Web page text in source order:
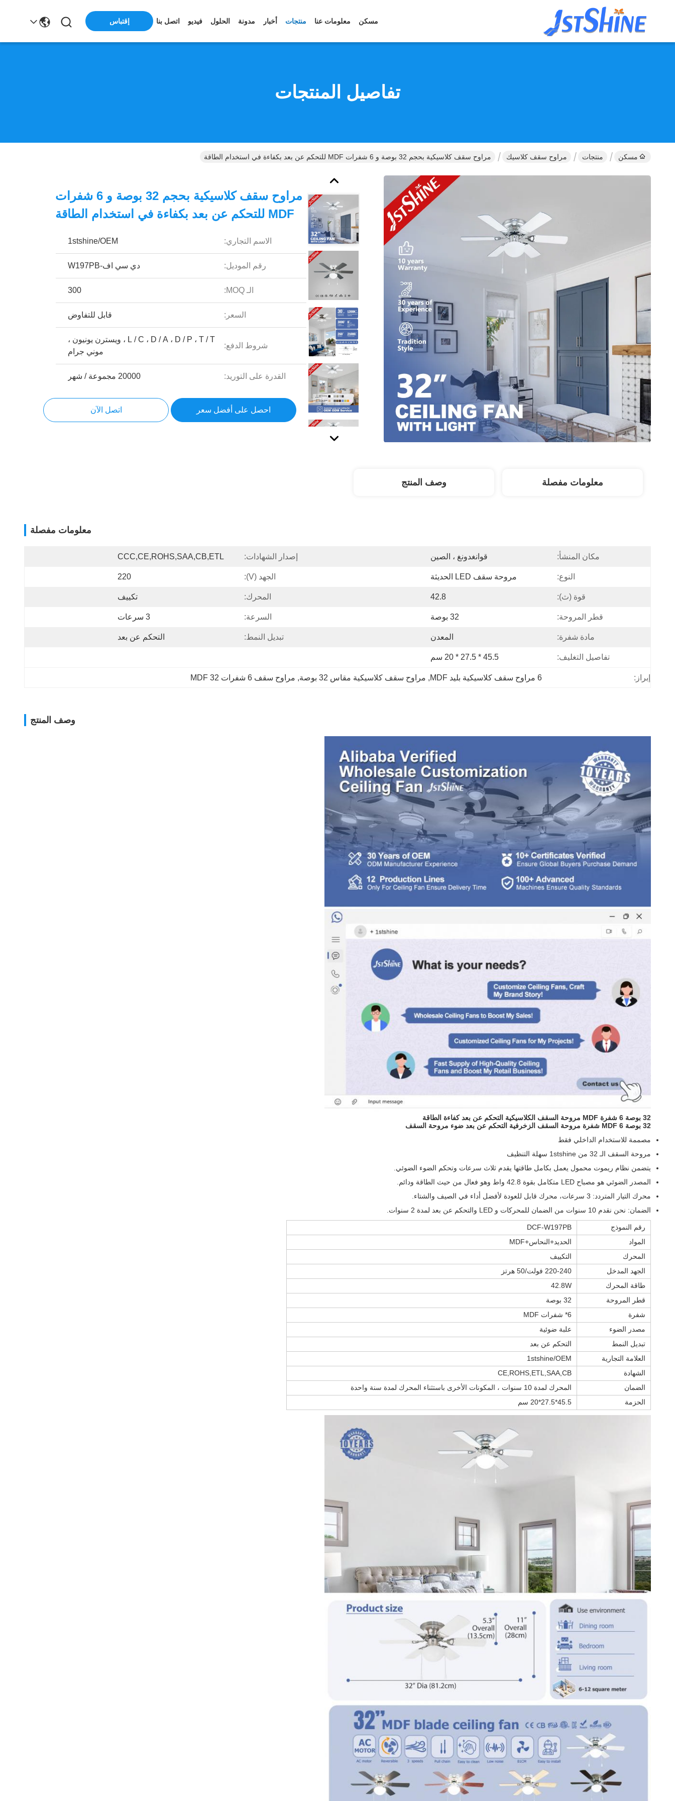
مسكن معلومات عنا منتجات أخبار مدونة الحلول فيديو اتصل بنا إقتباس
تفاصيل المنتجات
مسكن منتجات مراوح سقف كلاسيك مراوح سقف كلاسيكية بحجم 32 بوصة و 6 شفرات MDF للتحكم عن بعد بكفاءة في استخدام الطاقة
مراوح سقف كلاسيكية بحجم 32 بوصة و 6 شفرات
MDF للتحكم عن بعد بكفاءة في استخدام الطاقة
الاسم التجاري: 1stshine/OEM
رقم الموديل: دي سي اف-W197PB
الـ MOQ: 300
السعر: قابل للتفاوض
شروط الدفع:
L / C ، D / A ، D / P ، T / T ، ويسترن يونيون ،
موني جرام
القدرة على التوريد: 20000 مجموعة / شهر
احصل على أفضل سعر اتصل الآن
معلومات مفصلة وصف المنتج
معلومات مفصلة
مكان المنشأ: قوانغدونغ ، الصين إصدار الشهادات: CCC,CE,ROHS,SAA,CB,ETL
النوع: مروحة سقف LED الحديثة الجهد (V): 220
قوة (ث): 42.8 المحرك: تكييف
قطر المروحة: 32 بوصة السرعة: 3 سرعات
مادة شفرة: المعدن تبديل النمط: التحكم عن بعد
تفاصيل التغليف: 45.5 * 27.5 * 20 سم
إبراز: 6 مراوح سقف كلاسيكية بليد MDF , مراوح سقف كلاسيكية مقاس 32 بوصة , مراوح سقف 6 شفرات MDF 32
وصف المنتج
32 بوصة 6 شفرة MDF مروحة السقف الكلاسيكية التحكم عن بعد كفاءة الطاقة
32 بوصة 6 MDF شفرة مروحة السقف الزخرفية التحكم عن بعد ضوء مروحة السقف
مصممة للاستخدام الداخلي فقط
مروحة السقف الـ 32 من 1stshine سهلة التنظيف
يتضمن نظام ريموت محمول يعمل بكامل طاقتها يقدم ثلاث سرعات وتحكم الضوء الضوئي.
المصدر الضوئي هو مصباح LED متكامل بقوة 42.8 واط وهو فعال من حيث الطاقة ودائم.
محرك التيار المتردد: 3 سرعات، محرك قابل للعودة لأفضل أداء في الصيف والشتاء.
الضمان: نحن نقدم 10 سنوات من الضمان للمحركات و LED والتحكم عن بعد لمدة 2 سنوات.
رقم النموذج
DCF-W197PB
المواد
الحديد+النحاس+MDF
المحرك
التكييف
الجهد المدخل
220-240 فولت/50 هرتز
طاقة المحرك
42.8W
قطر المروحة
32 بوصة
شفرة
6* شفرات MDF
مصدر الضوء
علبة ضوئية
تبديل النمط
التحكم عن بعد
العلامة التجارية
1stshine/OEM
الشهادة
CE,ROHS,ETL,SAA,CB
الضمان
المحرك لمدة 10 سنوات ، المكونات الأخرى باستثناء المحرك لمدة سنة واحدة
الحزمة
45.5*27.5*20 سم